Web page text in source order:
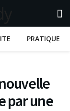
PRATIQUE
par une